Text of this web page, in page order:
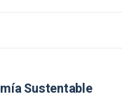
Sustentable